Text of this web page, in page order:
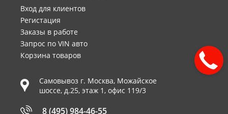
Вход для клиентов
Регистация
Заказы в работе
Запрос по VIN авто
Корзина товаров
Самовывоз г. Москва, Можайское
шоссе, д.25, этаж 1, офис 119/3
8 (495) 984-46-55